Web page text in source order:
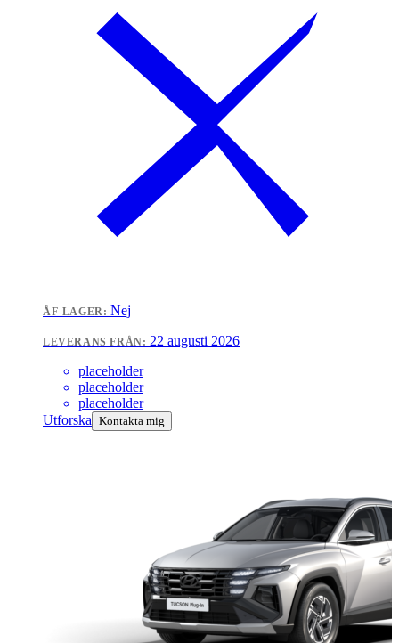
ÅF-LAGER: Nej
LEVERANS FRÅN: 22 augusti 2026
placeholder
placeholder
placeholder
Utforska Kontakta mig